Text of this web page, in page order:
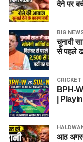
देने पर
BIG
चुनावी
से पहले
CRICKET
BPH-
|
आठ